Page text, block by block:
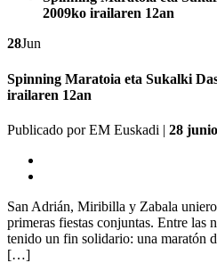
2009ko irailaren 12an
28Jun
Spinning Maratoia eta Sukalki
irailaren 12an
Publicado porEM Euskadi | 28 junio
San Adrián, Miribilla y Zabala
primeras fiestas conjuntas. Entre las
tenido un fin solidario: una maratón
[…]